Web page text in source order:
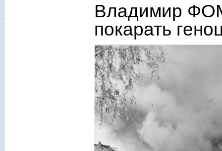
Владимир
покарать